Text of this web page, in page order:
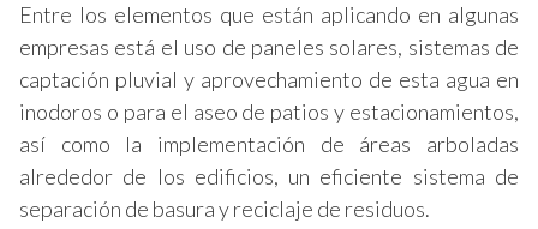
Entre los elementos que están aplicando en algunas
empresas está el uso de paneles solares, sistemas de
captación pluvial y aprovechamiento de esta agua en
inodoros o para el aseo de patios y estacionamientos,
así como la implementación de áreas arboladas
alrededor de los edificios, un eficiente sistema de
separación de basura y reciclaje de residuos.